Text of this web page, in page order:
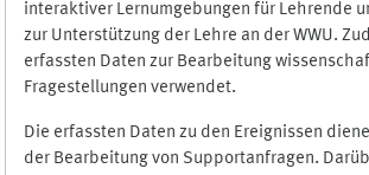
interaktiver Lernumgebungen für Lehrende
zur Unterstützung der Lehre an der WWU.
erfassten Daten zur Bearbeitung
Fragestellungen verwendet.
Die erfassten Daten zu den Ereignissen
der Bearbeitung von Supportanfragen.